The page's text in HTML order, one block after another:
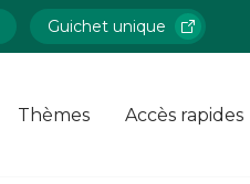
Guichet unique
Thèmes Accès rapides